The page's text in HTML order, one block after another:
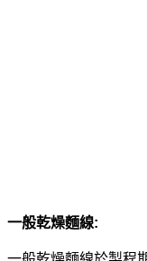
一般乾燥麵線: